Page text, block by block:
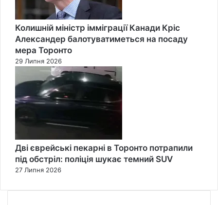
Колишній міністр імміграції Канади Кріс
Александер балотуватиметься на посаду
мера Торонто
29 Липня 2026
Дві єврейські пекарні в Торонто потрапили
під обстріл: поліція шукає темний SUV
27 Липня 2026